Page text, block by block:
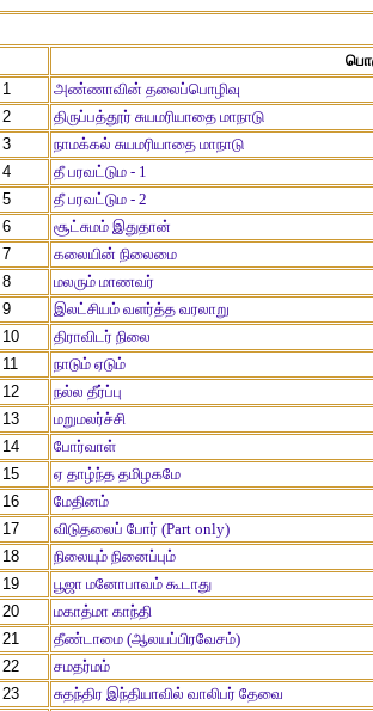
1
அண்ணாவின் தலைப்பொழிவு
2
திருப்பத்தூர் சுயமரியாதை மாநாடு
3
நாமக்கல் சுயமரியாதை மாநாடு
4
தீ பரவட்டும - 1
5
தீ பரவட்டும - 2
6
சூட்சுமம் இதுதான்
7
கலையின் நிலைமை
8
மலரும் மாணவர்
9
இலட்சியம் வளர்த்த வரலாறு
10
திராவிடர் நிலை
11
நாடும் ஏடும்
12
நல்ல தீர்ப்பு
13
மறுமலர்ச்சி
14
போர்வாள்
15
ஏ தாழ்ந்த தமிழகமே
16
மேதினம்
17
விடுதலைப் போர் (Part only)
18
நிலையும் நினைப்பும்
19
பூஜா மனோபாவம் கூடாது
20
மகாத்மா காந்தி
21
தீண்டாமை (ஆலயப்பிரவேசம்)
22
சமதர்மம்
23
சுதந்திர இந்தியாவில் வாலிபர் தேவை